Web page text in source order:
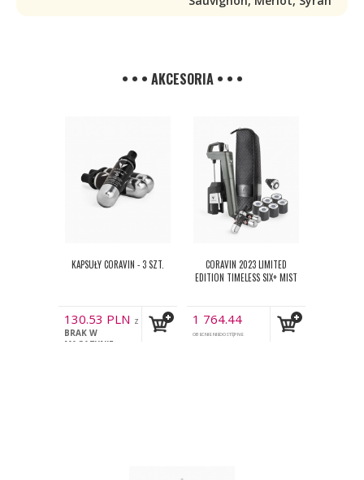
• • • AKCESORIA • • •
KAPSUŁY CORAVIN - 3 SZT.
130.53 PLN z
VAT
BRAK W
MAGAZYNIE
CORAVIN 2023 LIMITED
EDITION TIMELESS SIX+ MIST
1 764.44
PLN z VAT
OBECNIE NIEDOSTĘPNE